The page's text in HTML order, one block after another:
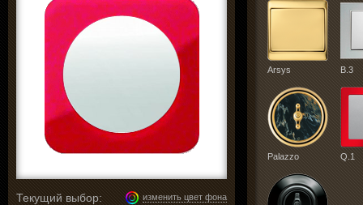
изменить цвет фона
Текущий выбор:
Arsys B.3
Palazzo Q.1